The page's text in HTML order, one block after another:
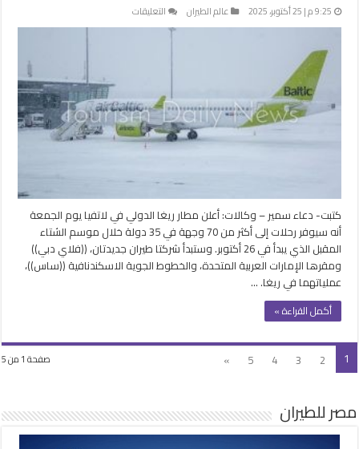
9:25 م | 25 أكتوبر، 2025 عالم الطيران التعليقات
مطار
رحلاته
إلى
أكثر
من
في
35
دولة
هذا
الشتاء
مغلقة
كتبت- دعاء سمير – وكالات: أعلن مطار ريغا الدولي في لاتفيا يوم الجمعة
أنه سيوفر رحلات إلى أكثر من 70 وجهة في 35 دولة خلال موسم الشتاء
المقبل الذي يبدأ في 26 أكتوبر. وستبدأ شركتا طيران جديدتان، ((فلاي دبي))
ومقرها الإمارات العربية المتحدة، والخطوط الجوية الاسكندنافية ((ساس))،
عملياتهما في ريغا. …
أكمل القراءة »
صفحة 1 من 5 1
2
3
4
5
»
مصر للطيران